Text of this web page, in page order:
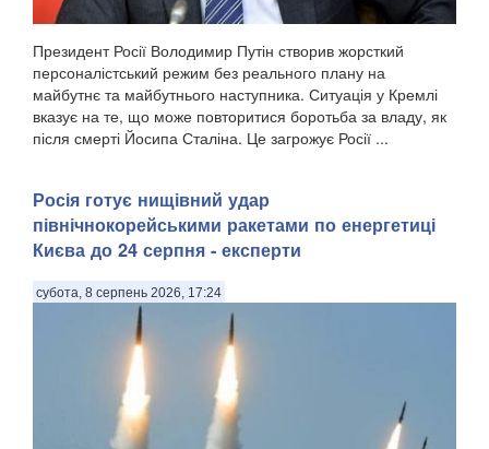
Президент Росії Володимир Путін створив жорсткий
персоналістський режим без реального плану на
майбутнє та майбутнього наступника. Ситуація у Кремлі
вказує на те, що може повторитися боротьба за владу, як
після смерті Йосипа Сталіна. Це загрожує Росії ...
Росія готує нищівний удар
північнокорейськими ракетами по енергетиці
Києва до 24 серпня - експерти
субота, 8 серпень 2026, 17:24